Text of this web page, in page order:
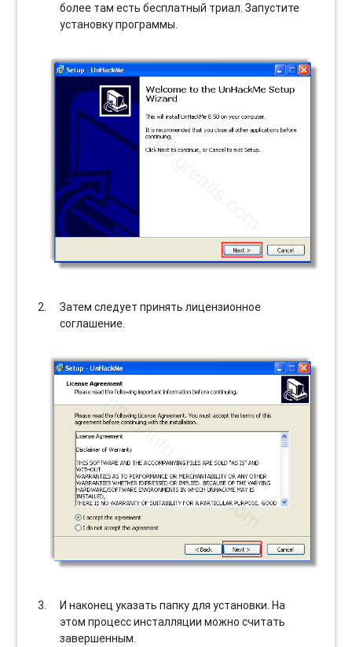
более там есть бесплатный триал. Запустите
установку программы.
Затем следует принять лицензионное
соглашение.
И наконец указать папку для установки. На
этом процесс инсталляции можно считать
завершенным.